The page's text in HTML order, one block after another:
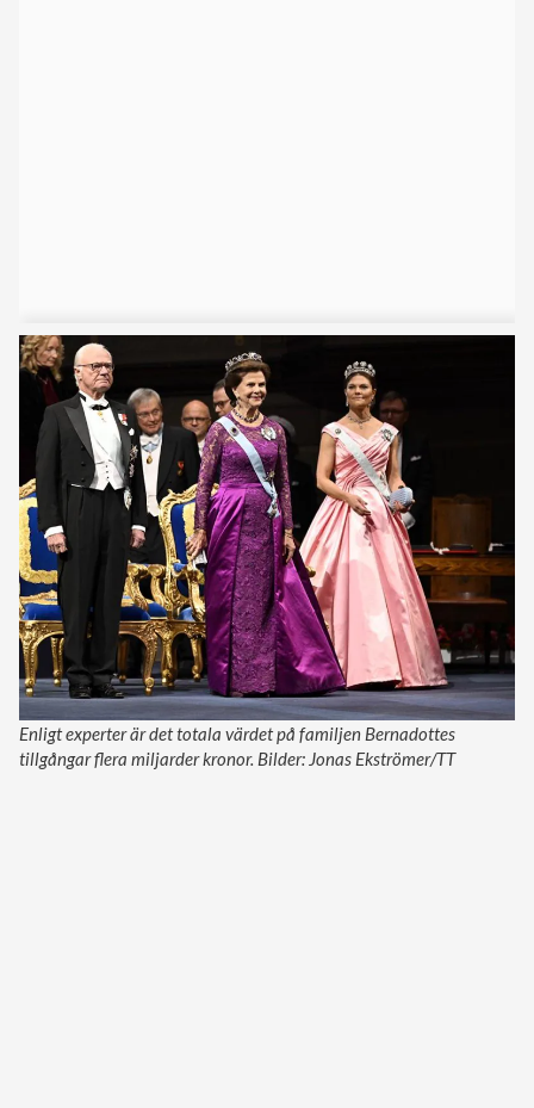
Enligt experter är det totala värdet på familjen Bernadottes
tillgångar flera miljarder kronor. Bilder: Jonas Ekströmer/TT